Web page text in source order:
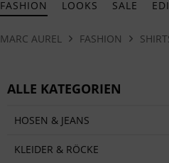
FASHION LOOKS SALE
MARC AUREL FASHION
ALLE KATEGORIEN
HOSEN & JEANS
KLEIDER & RÖCKE